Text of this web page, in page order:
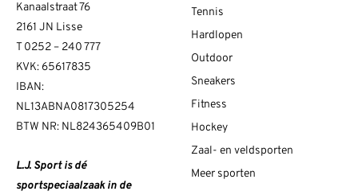
Kanaalstraat 76
2161 JN Lisse
T0252 – 240 777
KVK: 65617835
IBAN:
NL13ABNA0817305254
BTW NR: NL824365409B01
L.J. Sport is dé
sportspeciaalzaak in de
Tennis
Hardlopen
Outdoor
Sneakers
Fitness
Hockey
Zaal- en veldsporten
Meer sporten